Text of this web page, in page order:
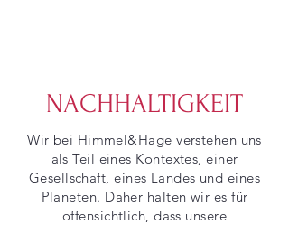
NACHHALTIGKEIT
Wir bei Himmel&Hage verstehen uns
als Teil eines Kontextes, einer
Gesellschaft, eines Landes und eines
Planeten. Daher halten wir es für
offensichtlich, dass unsere